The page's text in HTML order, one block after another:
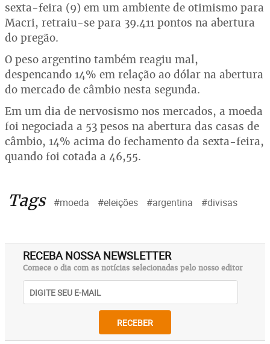
sexta-feira (9) em um ambiente de otimismo para
Macri, retraiu-se para 39.411 pontos na abertura
do pregão.
O peso argentino também reagiu mal,
despencando 14% em relação ao dólar na abertura
do mercado de câmbio nesta segunda.
Em um dia de nervosismo nos mercados, a moeda
foi negociada a 53 pesos na abertura das casas de
câmbio, 14% acima do fechamento da sexta-feira,
quando foi cotada a 46,55.
Tags #moeda #eleições #argentina #divisas
RECEBA NOSSA NEWSLETTER
Comece o dia com as notícias selecionadas pelo nosso editor
RECEBER